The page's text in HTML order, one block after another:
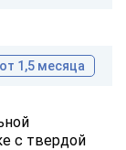
от 1,5 месяца
с твердой